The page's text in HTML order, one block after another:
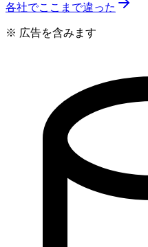
各社でここまで違った
※ 広告を含みます